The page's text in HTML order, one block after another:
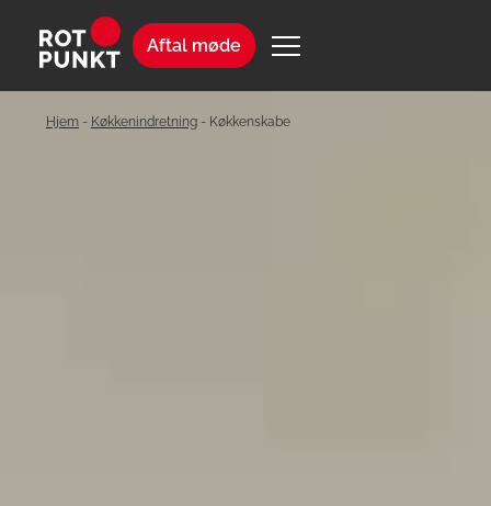
Aftal møde
Hjem - Køkkenindretning - Køkkenskabe